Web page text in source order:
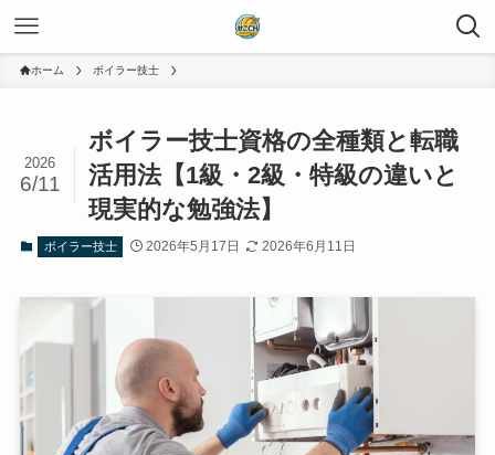
ホーム ボイラー技士
ボイラー技士資格の全種類と転職
活用法【1級・2級・特級の違いと
現実的な勉強法】
2026
6/11
ボイラー技士 2026年5月17日 2026年6月11日